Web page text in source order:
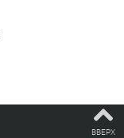
ВВЕРХ